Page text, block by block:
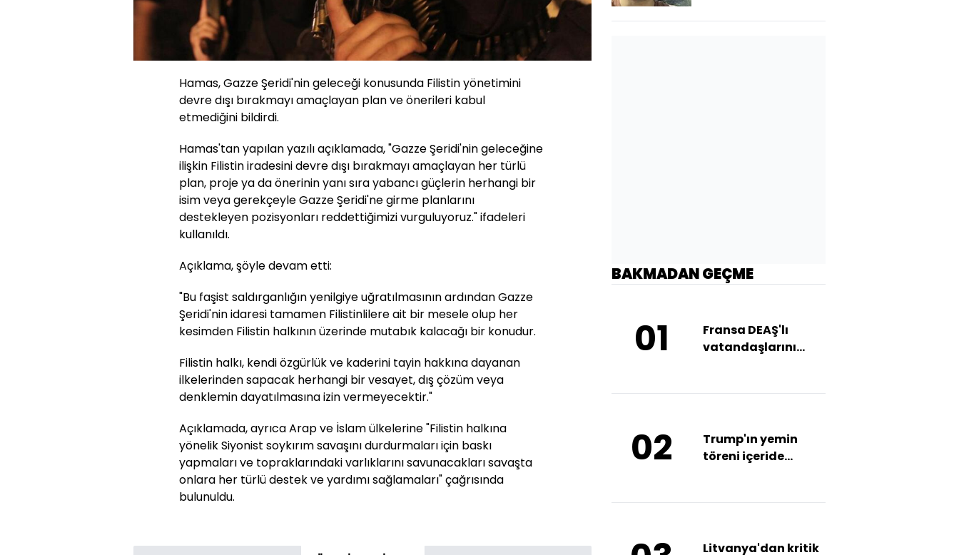
Hamas, Gazze Şeridi'nin geleceği konusunda Filistin yönetimini
devre dışı bırakmayı amaçlayan plan ve önerileri kabul
etmediğini bildirdi.
Hamas'tan yapılan yazılı açıklamada, "Gazze Şeridi'nin geleceğine
ilişkin Filistin iradesini devre dışı bırakmayı amaçlayan her türlü
plan, proje ya da önerinin yanı sıra yabancı güçlerin herhangi bir
isim veya gerekçeyle Gazze Şeridi'ne girme planlarını
destekleyen pozisyonları reddettiğimizi vurguluyoruz." ifadeleri
kullanıldı.
Açıklama, şöyle devam etti:
"Bu faşist saldırganlığın yenilgiye uğratılmasının ardından Gazze
Şeridi'nin idaresi tamamen Filistinlilere ait bir mesele olup her
kesimden Filistin halkının üzerinde mutabık kalacağı bir konudur.
Filistin halkı, kendi özgürlük ve kaderini tayin hakkına dayanan
ilkelerinden sapacak herhangi bir vesayet, dış çözüm veya
denklemin dayatılmasına izin vermeyecektir."
Açıklamada, ayrıca Arap ve İslam ülkelerine "Filistin halkına
yönelik Siyonist soykırım savaşını durdurmaları için baskı
yapmaları ve topraklarındaki varlıklarını savunacakları savaşta
onlara her türlü destek ve yardımı sağlamaları" çağrısında
bulunuldu.
BAKMADAN GEÇME
01
Fransa DEAŞ'lı
vatandaşlarını
02
Trump'ın yemin
töreni içeride
Litvanya'dan kritik